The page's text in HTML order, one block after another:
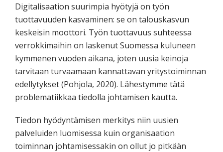
Digitalisaation suurimpia hyötyjä on työn
tuottavuuden kasvaminen: se on talouskasvun
keskeisin moottori. Työn tuottavuus suhteessa
verrokkimaihin on laskenut Suomessa kuluneen
kymmenen vuoden aikana, joten uusia keinoja
tarvitaan turvaamaan kannattavan yritystoiminnan
edellytykset (Pohjola, 2020). Lähestymme tätä
problematiikkaa tiedolla johtamisen kautta.
Tiedon hyödyntämisen merkitys niin uusien
palveluiden luomisessa kuin organisaation
toiminnan johtamisessakin on ollut jo pitkään